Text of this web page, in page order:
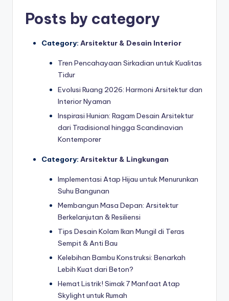
Posts by category
Category: Arsitektur & Desain Interior
Tren Pencahayaan Sirkadian untuk Kualitas
Tidur
Evolusi Ruang 2026: Harmoni Arsitektur dan
Interior Nyaman
Inspirasi Hunian: Ragam Desain Arsitektur
dari Tradisional hingga Scandinavian
Kontemporer
Category: Arsitektur & Lingkungan
Implementasi Atap Hijau untuk Menurunkan
Suhu Bangunan
Membangun Masa Depan: Arsitektur
Berkelanjutan & Resiliensi
Tips Desain Kolam Ikan Mungil di Teras
Sempit & Anti Bau
Kelebihan Bambu Konstruksi: Benarkah
Lebih Kuat dari Beton?
Hemat Listrik! Simak 7 Manfaat Atap
Skylight untuk Rumah